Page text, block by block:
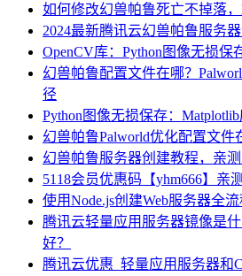
如何修改幻兽帕鲁死亡不掉落
2024最新腾讯云幻兽帕鲁服务
OpenCV库：Python图像无损保
幻兽帕鲁配置文件在哪？
径
Python图像无损保存：
幻兽帕鲁Palworld优化配置文件
幻兽帕鲁服务器创建教程，亲
5118会员优惠码【yhm666】亲
使用Node.js创建Web服务器全流
腾讯云轻量应用服务器镜像是
好？
腾讯云优惠_轻量应用服务器和